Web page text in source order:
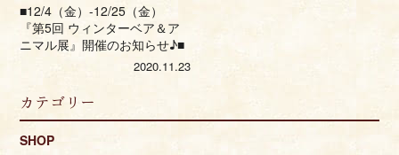
■12/4（金）-12/25（金）
『第5回 ウィンターベア＆ア
ニマル展』開催のお知らせ♪■
2020.11.23
カテゴリー
SHOP